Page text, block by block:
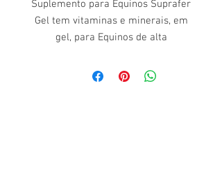
Suplemento para Equinos Suprafer
Gel tem vitaminas e minerais, em
gel, para Equinos de alta
lactantes e potros em